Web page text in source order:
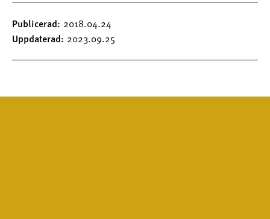
Publicerad 2018.04.24
Uppdaterad 2023.09.25